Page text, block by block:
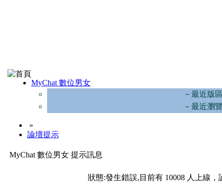
MyChat 數位男女
－最近版
－最近瀏
»
論壇提示
MyChat 數位男女 提示訊息
狀態:發生錯誤,目前有 10008 人上線